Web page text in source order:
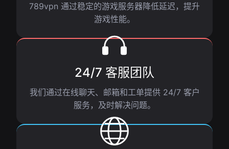
789vpn 通过稳定的游戏服务器降低延迟，提升
游戏性能。
24/7 客服团队
我们通过在线聊天、邮箱和工单提供 24/7 客户
服务，及时解决问题。